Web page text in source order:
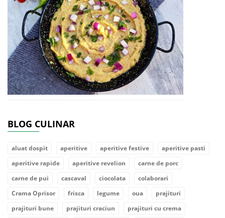
BLOG CULINAR
aluat dospit aperitive aperitive festive
aperitive pasti
aperitive rapide
aperitive revelion
carne de porc
carne de pui
cascaval ciocolata
colaborari
Crama Oprisor
frisca legume oua
prajituri
prajituri bune
prajituri craciun
prajituri cu crema